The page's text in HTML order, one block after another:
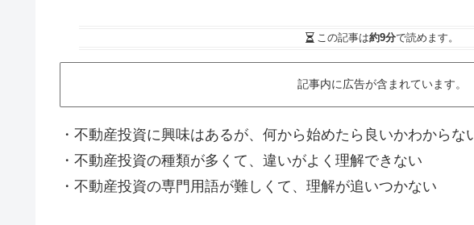
この記事は約9分で読めます。
記事内に広告が含まれています。
・不動産投資に興味はあるが、何から始めたら良いかわからな
・不動産投資の種類が多くて、違いがよく理解できない
・不動産投資の専門用語が難しくて、理解が追いつかない